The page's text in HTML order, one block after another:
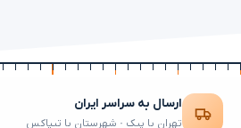
ارسال به سراسر ایران
تهران با پیک · شهرستان با تیپاکس